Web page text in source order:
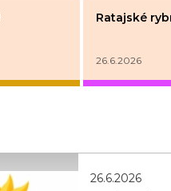
Ratajské
26.6.2026
26.6.2026